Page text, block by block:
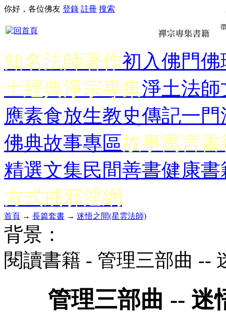
你好，各位佛友 登錄 註冊 搜索
知名法師著作初入佛門佛
土經典淨宗專集淨土法師
應素食放生教史傳記一門
佛典故事專區故事寓言書
精選文集民間善書健康書
方式戒邪淫網
首頁 → 長篇套書 → 迷悟之間(星雲法師)
背景：
閱讀書籍 - 管理三部曲
管理三部曲 --